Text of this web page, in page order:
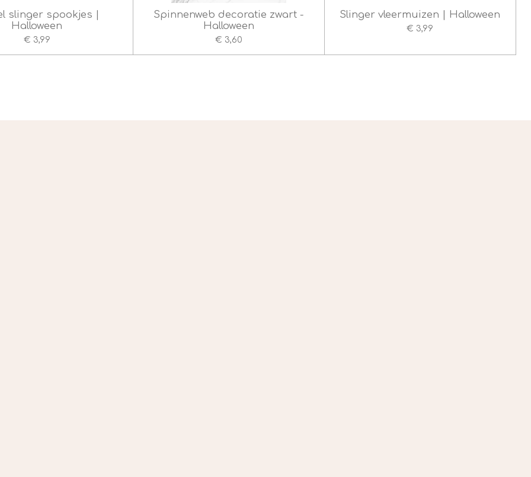
slinger spookjes |
Halloween
€ 3,99
Spinnenweb decoratie zwart -
Halloween
€ 3,60
Slinger vleermuizen | Halloween
€ 3,99